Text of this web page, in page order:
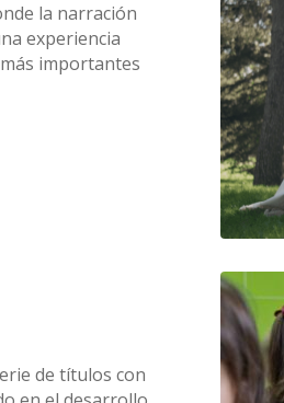
la narración
experiencia
importantes
de títulos con